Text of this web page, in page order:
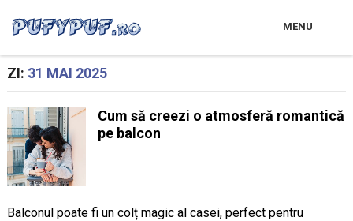
MENU
ZI: 31 MAI 2025
Cum să creezi o atmosferă romantică
pe balcon
Balconul poate fi un colț magic al casei, perfect pentru